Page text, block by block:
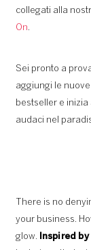
collegati alla
On.
Sei pronto a
aggiungi le
bestseller e
audaci nel
There is no
your business.
glow.
Inspired